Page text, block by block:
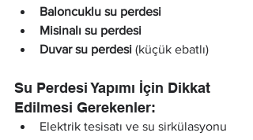
Baloncuklu su perdesi
Misinalı su perdesi
Duvar su perdesi (küçük ebatlı)
Su Perdesi Yapımı İçin Dikkat
Edilmesi Gerekenler:
Elektrik tesisatı ve su sirkülasyonu